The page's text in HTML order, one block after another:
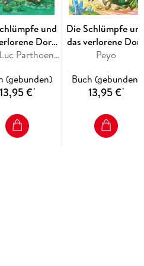
genauso taff sind wie
und
Dorf.
Band 7
Peyo, Luc Parthoens, Thierry Culliford
(gebunden)
13,95 €*
Die Schlümpfe
das verlorene
Band 5
Peyo
Buch (gebunden)
13,95 €*